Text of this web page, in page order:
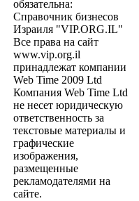
обязательна:
Справочник бизнесов
Израиля "VIP.ORG.IL"
Все права на сайт
www.vip.org.il
принадлежат компании
Web Time 2009 Ltd
Компания Web Time Ltd
не несет юридическую
ответственность за
текстовые материалы и
графические
изображения,
размещенные
рекламодателями на
сайте.